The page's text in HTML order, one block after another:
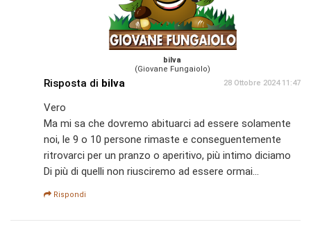
bilva
(Giovane Fungaiolo)
Risposta di bilva 28 Ottobre 2024 11:47
Vero
Ma mi sa che dovremo abituarci ad essere solamente
noi, le 9 o 10 persone rimaste e conseguentemente
ritrovarci per un pranzo o aperitivo, più intimo diciamo
Di più di quelli non riusciremo ad essere ormai...
Rispondi